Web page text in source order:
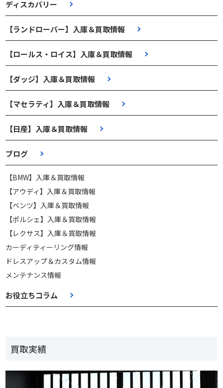
ディスカバリー
【ランドローバー】入庫＆買取情報
【ロールス・ロイス】入庫＆買取情報
【ダッジ】入庫＆買取情報
【マセラティ】入庫＆買取情報
【日産】入庫＆買取情報
ブログ
【BMW】入庫＆買取情報
【アウディ】入庫＆買取情報
【ベンツ】入庫＆買取情報
【ポルシェ】入庫＆買取情報
【レクサス】入庫＆買取情報
カーディティーリング情報
ドレスアップ＆カスタム情報
メンテナンス情報
お役立ちコラム
買取実績